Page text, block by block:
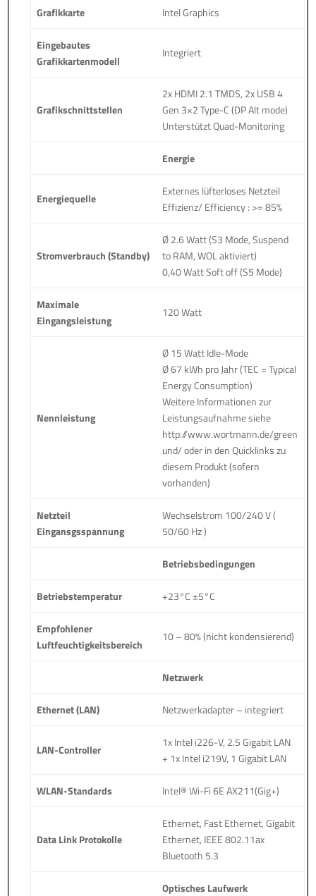
Grafikkarte Intel Graphics
Eingebautes
Grafikkartenmodell
Integriert
Grafikschnittstellen
2x HDMI 2.1 TMDS, 2x USB 4
Gen 3×2 Type-C (DP Alt mode)
Unterstützt Quad-Monitoring
Energie
Energiequelle
Externes lüfterloses Netzteil
Effizienz/ Efficiency : >= 85%
Stromverbrauch (Standby)
Ø 2.6 Watt (S3 Mode, Suspend
to RAM, WOL aktiviert)
0,40 Watt Soft off (S5 Mode)
Maximale
Eingangsleistung
120 Watt
Nennleistung
Ø 15 Watt Idle-Mode
Ø 67 kWh pro Jahr (TEC = Typical
Energy Consumption)
Weitere Informationen zur
Leistungsaufnahme siehe
http://www.wortmann.de/green
und/ oder in den Quicklinks zu
diesem Produkt (sofern
vorhanden)
Netzteil
Eingansgsspannung
Wechselstrom 100/240 V (
50/60 Hz )
Betriebsbedingungen
Betriebstemperatur +23°C ±5°C
Empfohlener
Luftfeuchtigkeitsbereich
10 – 80% (nicht kondensierend)
Netzwerk
Ethernet (LAN) Netzwerkadapter – integriert
LAN-Controller
1x Intel i226-V, 2.5 Gigabit LAN
+ 1x Intel i219V, 1 Gigabit LAN
WLAN-Standards Intel® Wi-Fi 6E AX211(Gig+)
Data Link Protokolle
Ethernet, Fast Ethernet, Gigabit
Ethernet, IEEE 802.11ax
Bluetooth 5.3
Optisches Laufwerk